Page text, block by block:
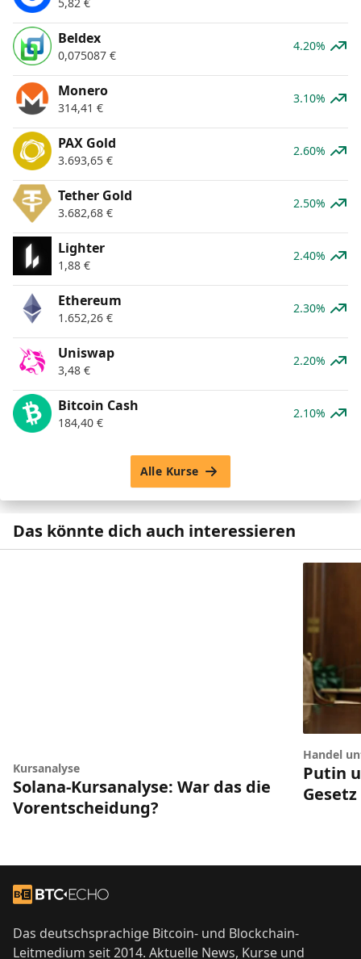
Beldex
0,075087 €
4.20%
Monero
314,41 €
3.10%
PAX Gold
3.693,65 €
2.60%
Tether Gold
3.682,68 €
2.50%
Lighter
1,88 €
2.40%
Ethereum
1.652,26 €
2.30%
Uniswap
3,48 €
2.20%
Bitcoin Cash
184,40 €
2.10%
Alle Kurse
Das könnte dich auch interessieren
Kursanalyse
Solana-Kursanalyse: War das die
Vorentscheidung?
Handel
Putin
Zur Startseite
Das deutschsprachige Bitcoin- und Blockchain-
Leitmedium seit 2014. Aktuelle News, Kurse und